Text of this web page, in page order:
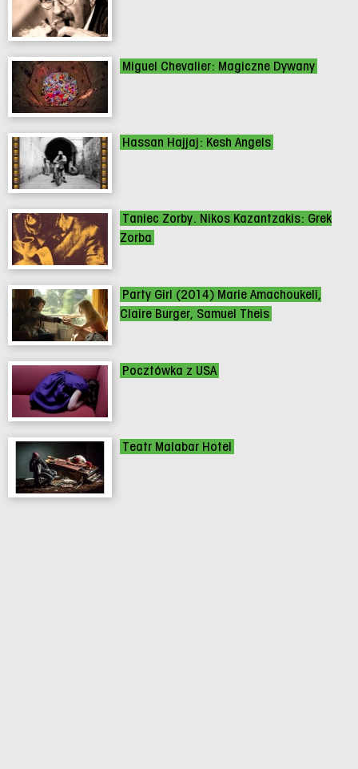
Miguel Chevalier: Magiczne Dywany
Hassan Hajjaj: Kesh Angels
Taniec Zorby. Nikos Kazantzakis: Grek
Zorba
Party Girl (2014) Marie Amachoukeli,
Claire Burger, Samuel Theis
Pocztówka z USA
Teatr Malabar Hotel